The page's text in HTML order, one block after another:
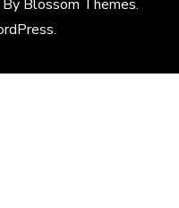
Blossom Themes.
.